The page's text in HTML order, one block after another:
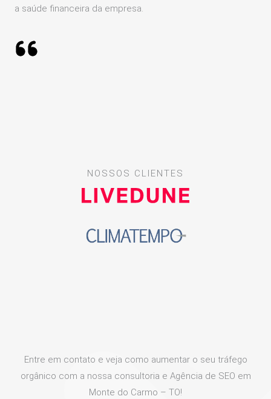
a saúde financeira da empresa.
NOSSOS CLIENTES
Entre em contato e veja como aumentar o seu tráfego
orgânico com a nossa consultoria e Agência de SEO em
Monte do Carmo – TO!